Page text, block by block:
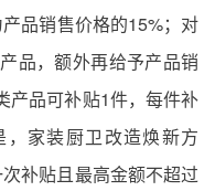
品销售价格的15%；对
品，额外再给予产品销
产品可补贴1件，每件补
家装厨卫改造焕新方
补贴且最高金额不超过